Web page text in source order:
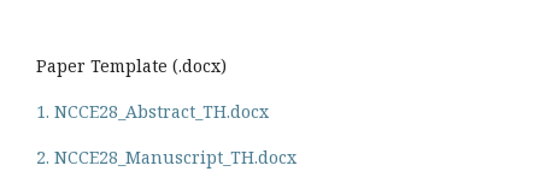
Paper Template (.docx)
1. NCCE28_Abstract_TH.docx
2. NCCE28_Manuscript_TH.docx